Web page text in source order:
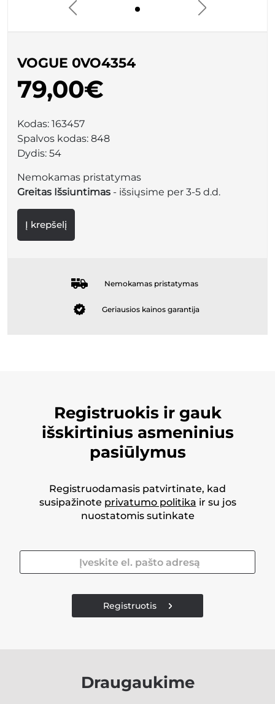
VOGUE 0VO4354
79,00€
Kodas: 163457
Spalvos kodas: 848
Dydis: 54
Nemokamas pristatymas
Greitas Išsiuntimas - išsiųsime per 3-5 d.d.
Į krepšelį
Nemokamas pristatymas
Geriausios kainos garantija
Registruokis ir gauk
išskirtinius asmeninius
pasiūlymus
Registruodamasis patvirtinate, kad
susipažinote privatumo politika ir su jos
nuostatomis sutinkate
Registruotis
Draugaukime